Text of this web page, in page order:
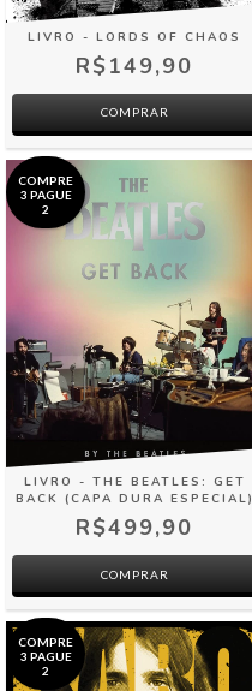
LIVRO - LORDS OF CHAOS
R$149,90
COMPRAR
COMPRE
3 PAGUE
2
LIVRO - THE BEATLES: GET
BACK (CAPA DURA ESPECIAL)
R$499,90
COMPRE
3 PAGUE
2